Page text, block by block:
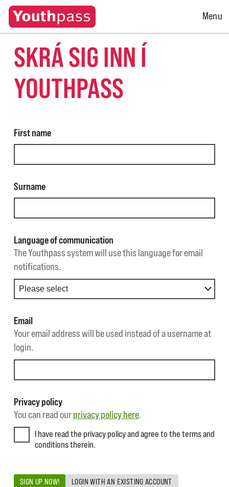
Open
Menu
SKRÁ SIG INN Í
YOUTHPASS
First name
Surname
Language of communication
The Youthpass system will use this language for email
notifications.
Email
Your email address will be used instead of a username at
login.
Privacy policy
You can read ourprivacy policy here.
I have read the privacy policy and agree to the terms and
conditions therein.
SIGN UP NOW! LOGIN WITH AN EXISTING ACCOUNT